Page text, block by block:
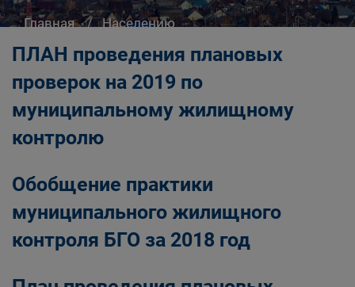
Главная
Населению
План проведения проверок соблюдения
жилищного законодательства
ПЛАН проведения плановых
проверок на 2019 по
муниципальному жилищному
контролю
Обобщение практики
муниципального жилищного
контроля БГО за 2018 год